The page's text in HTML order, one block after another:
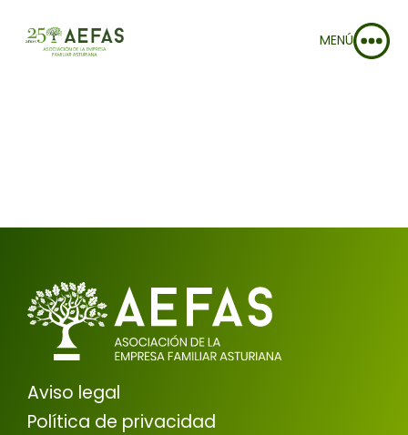
MENÚ
Aviso legal
Política de privacidad